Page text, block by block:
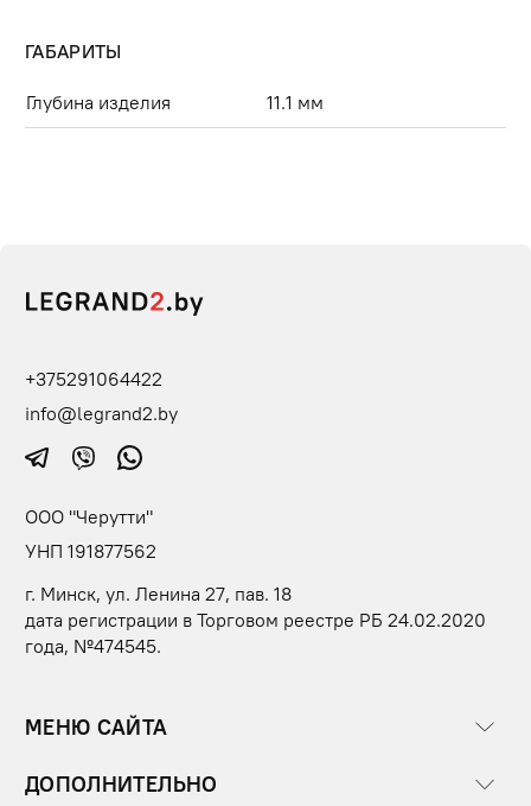
ГАБАРИТЫ
Глубина изделия 11.1 мм
+375291064422
info@legrand2.by
ООО "Черутти"
УНП 191877562
г. Минск, ул. Ленина 27, пав. 18
дата регистрации в Торговом реестре РБ 24.02.2020
года, №474545.
МЕНЮ САЙТА
ДОПОЛНИТЕЛЬНО